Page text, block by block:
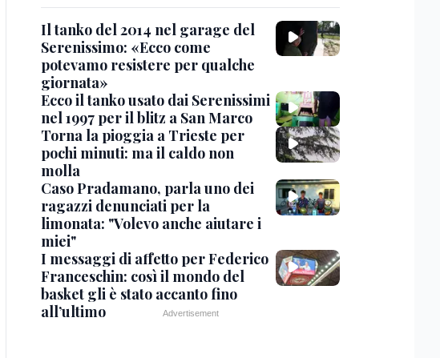
Il tanko del 2014 nel garage del
Serenissimo: «Ecco come
potevamo resistere per qualche
giornata»
Ecco il tanko usato dai Serenissimi
nel 1997 per il blitz a San Marco
Torna la pioggia a Trieste per
pochi minuti: ma il caldo non
molla
Caso Pradamano, parla uno dei
ragazzi denunciati per la
limonata: "Volevo anche aiutare i
miei"
I messaggi di affetto per Federico
Franceschin: così il mondo del
basket gli è stato accanto fino
all’ultimo